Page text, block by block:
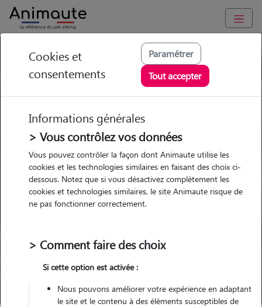
Trouvez votre gardien idéal !
Garde
chez le Pet Sitter
Garde
chez le Pet Sitter Visites
Visites
Pour quel animal ?
Trouver mon Pet Sitter
Cookies et
consentements
Paramétrer
Tout accepter
Informations générales
> Vous contrôlez vos données
Vous pouvez contrôler la façon dont Animaute utilise les
cookies et les technologies similaires en faisant des choix ci-
dessous. Notez que si vous désactivez complètement les
cookies et technologies similaires, le site Animaute risque de
ne pas fonctionner correctement.
> Comment faire des choix
Si cette option est activée :
Nous pouvons améliorer votre expérience en adaptant
le site et le contenu à des éléments susceptibles de